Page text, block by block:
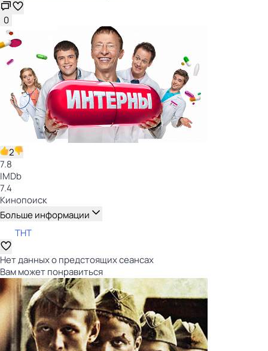
0
2
7.8
IMDb
7.4
Кинопоиск
Больше информации
ТНТ
Нет данных о предстоящих сеансах
Вам может понравиться